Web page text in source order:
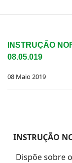
INSTRUÇÃO
08.05.019
08 Maio 2019
INSTRUÇÃO
Dispõe sobre